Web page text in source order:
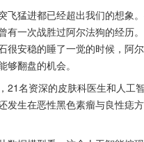
飞猛进都已经超出我们的想象
一次战胜过阿尔法狗的经历
安稳的睡了一觉的时候，阿
翻盘的机会。
名资深的皮肤科医生和人工
生在恶性黑色素瘤与良性痣